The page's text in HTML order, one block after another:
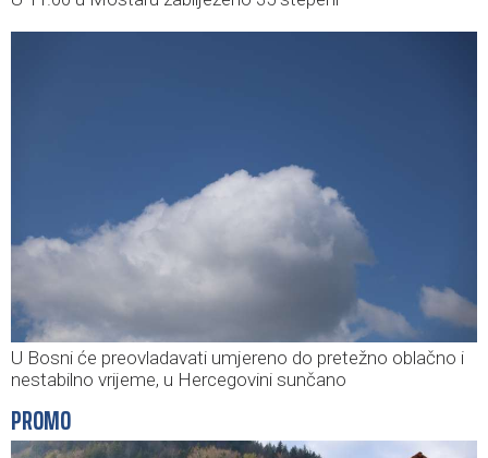
U Bosni će preovladavati umjereno do pretežno oblačno i
nestabilno vrijeme, u Hercegovini sunčano
PROMO